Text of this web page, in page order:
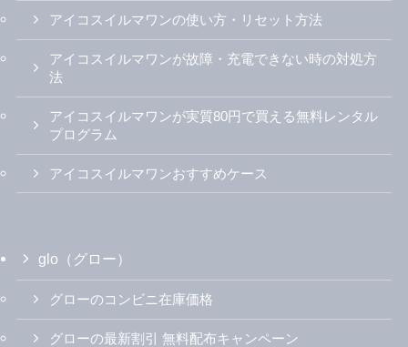
アイコスイルマワンの使い方・リセット方法
アイコスイルマワンが故障・充電できない時の対処方
法
アイコスイルマワンが実質80円で買える無料レンタル
プログラム
アイコスイルマワンおすすめケース
glo（グロー）
グローのコンビニ在庫価格
グローの最新割引 無料配布キャンペーン